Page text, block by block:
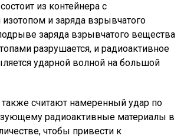
из контейнера с
и заряда взрывчатого
заряда взрывчатого вещества
разрушается, и радиоактивное
ударной волной на большой
также считают намеренный удар по
радиоактивные материалы в
чтобы привести к